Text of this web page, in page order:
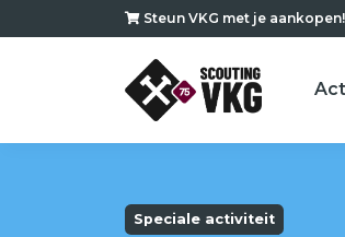
Steun VKG met je aankopen!
Speciale activiteit